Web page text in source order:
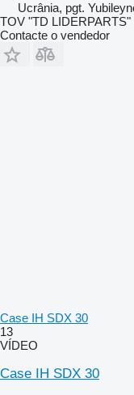
Ucrânia, pgt.
TOV "TD LIDERPARTS"
Contacte o vendedor
Case IH SDX 30
13
VÍDEO
Case IH SDX 30